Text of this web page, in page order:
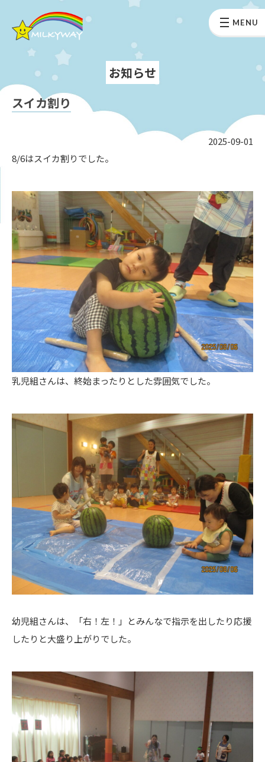
MENU
お知らせ
スイカ割り
2025-09-01
8/6はスイカ割りでした。
乳児組さんは、終始まったりとした雰囲気でした。
幼児組さんは、「右！左！」とみんなで指示を出したり応援
したりと大盛り上がりでした。